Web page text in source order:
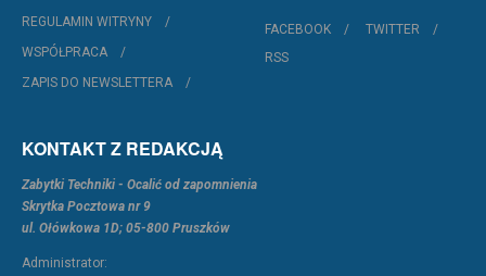
REGULAMIN WITRYNY
WSPÓŁPRACA
ZAPIS DO NEWSLETTERA
FACEBOOK
TWITTER
RSS
KONTAKT Z REDAKCJĄ
Zabytki Techniki - Ocalić od zapomnienia
Skrytka Pocztowa nr 9
ul. Ołówkowa 1D; 05-800 Pruszków
Administrator: